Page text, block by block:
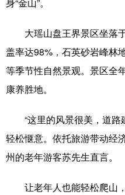
大瑶山盘王界景区坐落
盖率达98%，石英砂岩峰林
等季节性自然景观。景区
康养胜地。
“这里的风景很美，道路
轻松惬意。依托旅游带动经
州的老年游客苏先生直言。
让老年人也能轻松爬山